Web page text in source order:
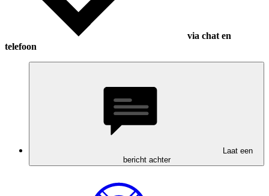
via chat en
telefoon
Laat een
bericht achter